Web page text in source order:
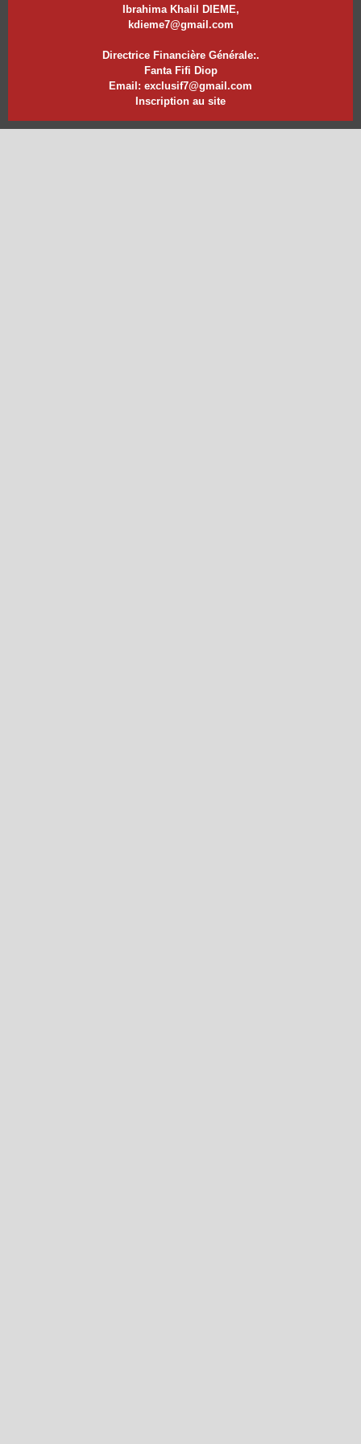
Ibrahima Khalil DIEME,
kdieme7@gmail.com
Directrice Financière Générale:.
Fanta Fifi Diop
Email: exclusif7@gmail.com
Inscription au site